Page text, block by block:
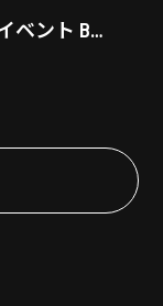
アジア最大規模のテクノロジーイベント BEYOND EXPO